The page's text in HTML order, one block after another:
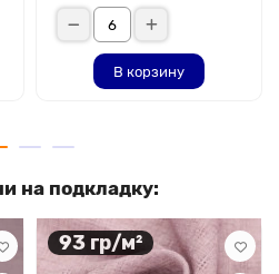
В корзину
на подкладку:
93 гр/м²